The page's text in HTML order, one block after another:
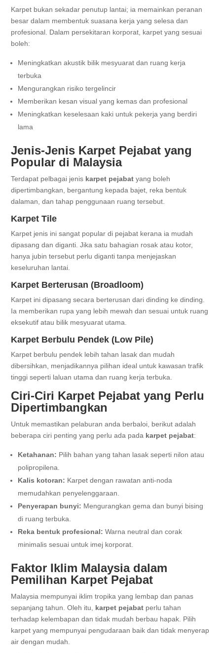
Karpet bukan sekadar penutup lantai; ia memainkan peranan
besar dalam membentuk suasana kerja yang selesa dan
profesional. Dalam persekitaran korporat, karpet yang sesuai
boleh:
Meningkatkan akustik bilik mesyuarat dan ruang kerja
terbuka
Mengurangkan risiko tergelincir
Memberikan kesan visual yang kemas dan profesional
Meningkatkan keselesaan kaki untuk pekerja yang berdiri
lama
Jenis-Jenis Karpet Pejabat yang
Popular di Malaysia
Terdapat pelbagai jenis karpet pejabat yang boleh
dipertimbangkan, bergantung kepada bajet, reka bentuk
dalaman, dan tahap penggunaan ruang tersebut.
Karpet Tile
Karpet jenis ini sangat popular di pejabat kerana ia mudah
dipasang dan diganti. Jika satu bahagian rosak atau kotor,
hanya jubin tersebut perlu diganti tanpa menjejaskan
keseluruhan lantai.
Karpet Berterusan (Broadloom)
Karpet ini dipasang secara berterusan dari dinding ke dinding.
Ia memberikan rupa yang lebih mewah dan sesuai untuk ruang
eksekutif atau bilik mesyuarat utama.
Karpet Berbulu Pendek (Low Pile)
Karpet berbulu pendek lebih tahan lasak dan mudah
dibersihkan, menjadikannya pilihan ideal untuk kawasan trafik
tinggi seperti laluan utama dan ruang kerja terbuka.
Ciri-Ciri Karpet Pejabat yang Perlu
Dipertimbangkan
Untuk memastikan pelaburan anda berbaloi, berikut adalah
beberapa ciri penting yang perlu ada pada karpet pejabat:
Ketahanan: Pilih bahan yang tahan lasak seperti nilon atau
polipropilena.
Kalis kotoran: Karpet dengan rawatan anti-noda
memudahkan penyelenggaraan.
Penyerapan bunyi: Mengurangkan gema dan bunyi bising
di ruang terbuka.
Reka bentuk profesional: Warna neutral dan corak
minimalis sesuai untuk imej korporat.
Faktor Iklim Malaysia dalam
Pemilihan Karpet Pejabat
Malaysia mempunyai iklim tropika yang lembap dan panas
sepanjang tahun. Oleh itu, karpet pejabat perlu tahan
terhadap kelembapan dan tidak mudah berbau hapak. Pilih
karpet yang mempunyai pengudaraan baik dan tidak menyerap
air dengan mudah.